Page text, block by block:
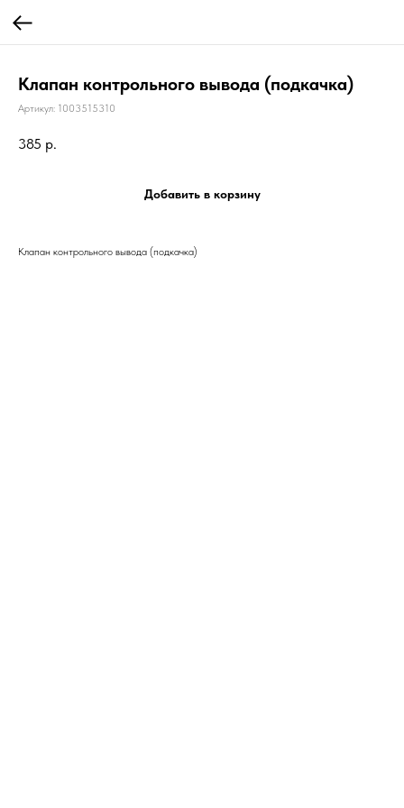
Клапан контрольного вывода (подкачка)
Артикул: 1003515310
385 р.
Добавить в корзину
Клапан контрольного вывода (подкачка)